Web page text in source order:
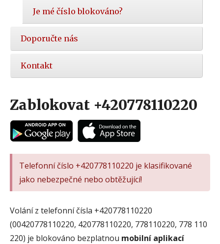
Je mé číslo blokováno?
Doporučte nás
Kontakt
Zablokovat +420778110220
Telefonní číslo +420778110220 je klasifikované
jako nebezpečné nebo obtěžující!
Volání z telefonní čísla +420778110220
(00420778110220, 420778110220, 778110220, 778 110
220) je blokováno bezplatnou mobilní aplikací